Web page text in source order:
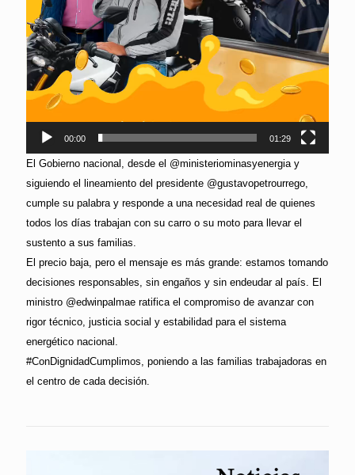
00:00 01:29
El Gobierno nacional, desde el @ministeriominasyenergia y
siguiendo el lineamiento del presidente @gustavopetrourrego,
cumple su palabra y responde a una necesidad real de quienes
todos los días trabajan con su carro o su moto para llevar el
sustento a sus familias.
El precio baja, pero el mensaje es más grande: estamos tomando
decisiones responsables, sin engaños y sin endeudar al país. El
ministro @edwinpalmae ratifica el compromiso de avanzar con
rigor técnico, justicia social y estabilidad para el sistema
energético nacional.
#ConDignidadCumplimos, poniendo a las familias trabajadoras en
el centro de cada decisión.